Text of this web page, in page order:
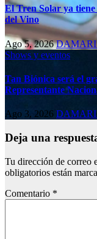
El Tren Solar ya
del Vino
Ago 5, 2026
Shows y eventos
Tan Biónica será el
Representante
Ago 3, 2026
Deja una
Tu dirección de correo
obligatorios están
Comentario *